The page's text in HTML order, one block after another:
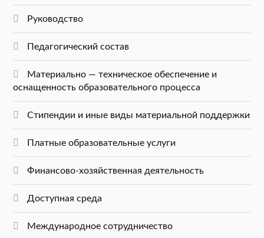
Руководство
Педагогический состав
Материально — техническое обеспечение и
оснащенность образовательного процесса
Стипендии и иные виды материальной поддержки
Платные образовательные услуги
Финансово-хозяйственная деятельность
Доступная среда
Международное сотрудничество